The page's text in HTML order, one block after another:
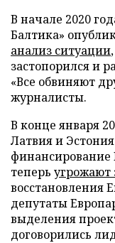
В начале 2020
Балтика»
анализ ситуации
застопорился и
«Все обвиняют
журналисты.
В конце января
Латвия и
финансирование
теперь угрожают
восстановления
депутаты
выделения
договорились